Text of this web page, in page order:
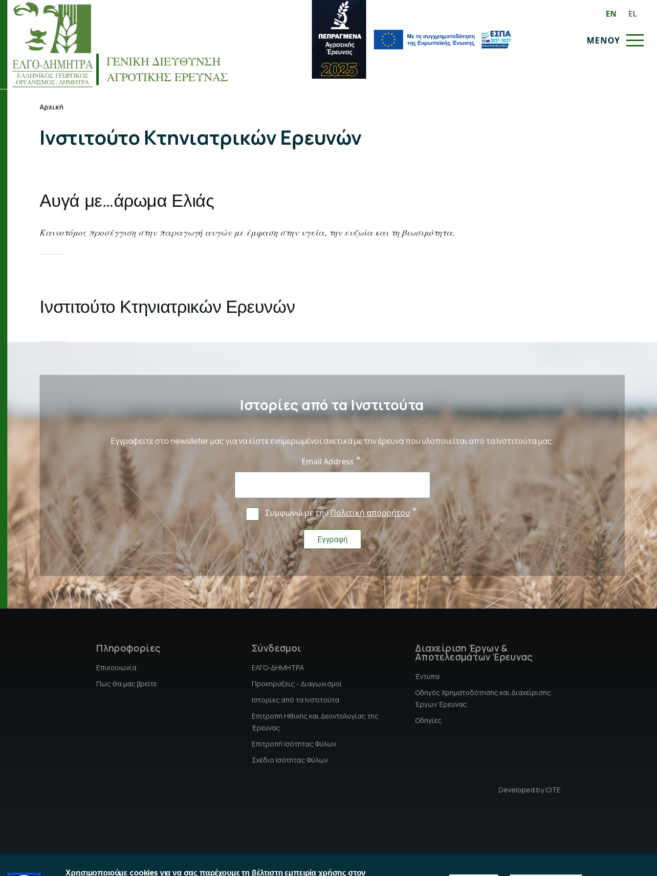
Παράκαμψη προς το κυρίως περιεχόμενο
ΓΕΝΙΚΗ ΔΙΕΥΘΥΝΣΗ
ΑΓΡΟΤΙΚΗΣ ΕΡΕΥΝΑΣ
EN EL
ΜΕΝΟΥ
Breadcrumb
Αρχική
Ινστιτούτο Κτηνιατρικών Ερευνών
Αυγά με…άρωμα Ελιάς
Καινοτόμος προσέγγιση στην παραγωγή αυγών με έμφαση στην υγεία, την ευζωία και τη βιωσιμότητα.
Ινστιτούτο Κτηνιατρικών Ερευνών
Ιστορίες από τα Ινστιτούτα
Εγγραφείτε στο newslleter μας για να είστε ενημερωμένοι σχετικά με την έρευνα που υλοποιείται από τα Ινστιτούτα μας.
Email Address
Συμφωνώ με τηνΠολιτική απορρήτου
Πληροφορίες
Επικοινωνία
Πως θα μας βρείτε
Σύνδεσμοι
ΕΛΓΟ-ΔΗΜΗΤΡΑ
Προκηρύξεις - Διαγωνισμοί
Ιστορίες από τα Ινστιτούτα
Επιτροπή Hθικής και Δεοντολογίας της
Έρευνας
Επιτροπή Ισότητας Φύλων
Σχέδιο Ισότητας Φύλων
Διαχείριση Έργων &
Αποτελεσμάτων Έρευνας
Έντυπα
Οδηγός Χρηματοδότησης και Διαχείρισης
Έργων Έρευνας
Οδηγίες
Developed byCITE
Χρησιμοποιούμε cookies για να σας παρέχουμε τη βέλτιστη εμπειρία χρήσης στον